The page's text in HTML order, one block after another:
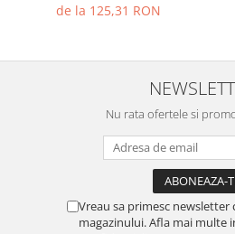
de la 125,31 RON
Nu rata ofertele si
Vreau sa primesc
magazinului. Afla mai multe